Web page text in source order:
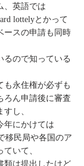
、英語では
lottelyとかって
ースの申請も同時
るので知っている
も永住権が必ずも
ろん申請後に審査
し、
年にかけては
移民局や各国のア
いて、
類は提出したけど